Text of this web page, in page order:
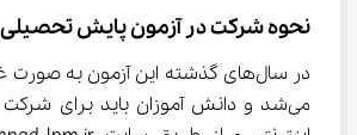
نحوه شرکت در آزمون پایش
در سال‌های گذشته این آزمون به
می‌شد و دانش آموزان باید برای